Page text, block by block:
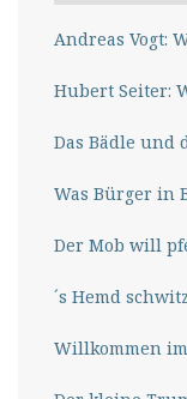
Andreas Vogt:
Hubert Seiter:
Das Bädle und
Was Bürger in
Der Mob will
´s Hemd
Willkommen